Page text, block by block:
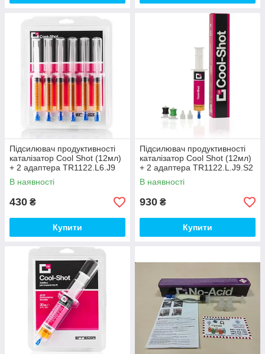
Підсилювач продуктивності
каталізатор Cool Shot (12мл)
+ 2 адаптера TR1122.L6.J9
Errecom
В наявності
430 ₴
Купити
Підсилювач продуктивності
каталізатор Cool Shot (12мл)
+ 2 адаптера TR1122.L.J9.S2
Errecom
В наявності
930 ₴
Купити